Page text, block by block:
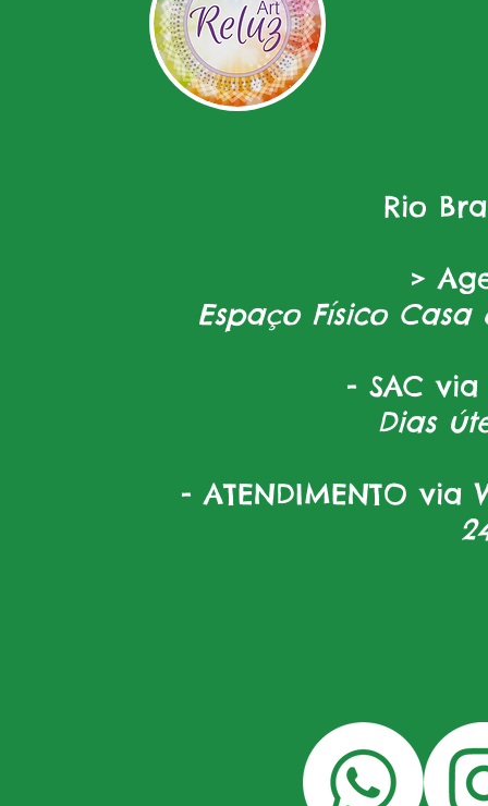
Rio
>
Espaço Físico Casa
- SAC via
Dias
- ATENDIMENTO via